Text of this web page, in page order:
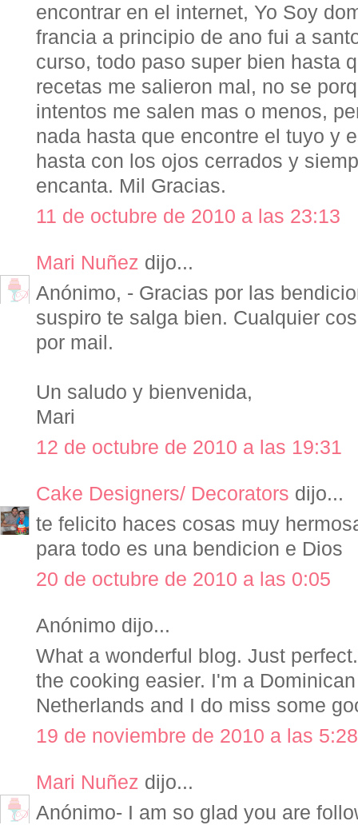
encontrar en el internet, Yo Soy
francia a principio de ano fui a
curso, todo paso super bien hasta
recetas me salieron mal, no se
intentos me salen mas o menos,
nada hasta que encontre el tuyo y
hasta con los ojos cerrados y
encanta. Mil Gracias.
11 de octubre de 2010 a las 23:13
Mari Nuñez dijo...
Anónimo, - Gracias por las
suspiro te salga bien. Cualquier
por mail.
Un saludo y bienvenida,
Mari
12 de octubre de 2010 a las 19:31
Cake Designers/ Decorators dijo...
te felicito haces cosas muy
para todo es una bendicion e Dios
20 de octubre de 2010 a las 0:05
Anónimo dijo...
What a wonderful blog. Just
the cooking easier. I'm a
Netherlands and I do miss some
19 de noviembre de 2010 a las 5:28
Mari Nuñez dijo...
Anónimo- I am so glad you are